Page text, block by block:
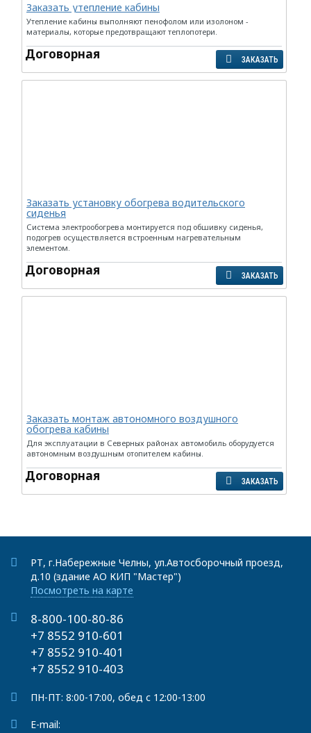
Заказать утепление кабины
Утепление кабины выполняют пенофолом или изолоном -
материалы, которые предотвращают теплопотери.
Договорная ЗАКАЗАТЬ
Заказать установку обогрева водительского
сиденья
Система электрообогрева монтируется под обшивку сиденья,
подогрев осуществляется встроенным нагревательным
элементом.
Договорная ЗАКАЗАТЬ
Заказать монтаж автономного воздушного
обогрева кабины
Для эксплуатации в Северных районах автомобиль оборудуется
автономным воздушным отопителем кабины.
Договорная ЗАКАЗАТЬ
РТ, г.Набережные Челны, ул.Автосборочный проезд,
д.10 (здание АО КИП "Мастер")
Посмотреть на карте
8-800-100-80-86
+7 8552 910-601
+7 8552 910-401
+7 8552 910-403
ПН-ПТ: 8:00-17:00, обед с 12:00-13:00
E-mail: